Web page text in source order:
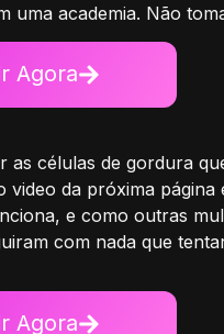
uma academia. Não
Agora
células de gordura
video da próxima página
e como outras
com nada que
Agora